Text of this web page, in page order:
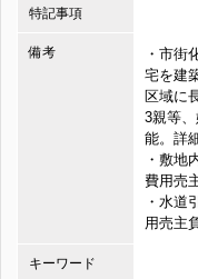
特記事項
備考
・市街
宅を建
区域に
3親等
能。詳
・敷地
費用売
・水道
用売主
キーワード